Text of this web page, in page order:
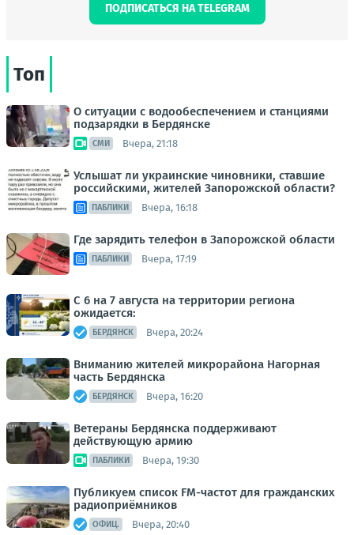
ПОДПИСАТЬСЯ НА TELEGRAM
Топ
О ситуации с водообеспечением и станциями
подзарядки в Бердянске
СМИ Вчера, 21:18
Услышат ли украинские чиновники, ставшие
российскими, жителей Запорожской области?
ПАБЛИКИ Вчера, 16:18
Где зарядить телефон в Запорожской области
ПАБЛИКИ Вчера, 17:19
С 6 на 7 августа на территории региона
ожидается:
БЕРДЯНСК Вчера, 20:24
Вниманию жителей микрорайона Нагорная
часть Бердянска
БЕРДЯНСК Вчера, 16:20
Ветераны Бердянска поддерживают
действующую армию
ПАБЛИКИ Вчера, 19:30
Публикуем список FM-частот для гражданских
радиоприёмников
ОФИЦ. Вчера, 20:40